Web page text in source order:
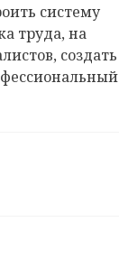
систему
труда, на
создать